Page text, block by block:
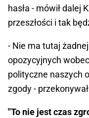
hasła - mówił dalej
przeszłości i tak
- Nie ma tutaj
opozycyjnych
polityczne naszych
zgody -
"To nie jest czas